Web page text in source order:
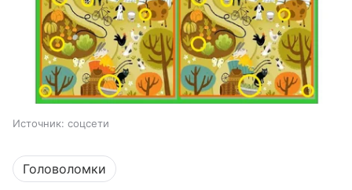
Источник: соцсети
Головоломки